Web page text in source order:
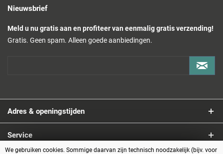
Nieuwsbrief
Meld u nu gratis aan en profiteer van eenmalig gratis verzending!
Gratis. Geen spam. Alleen goede aanbiedingen.
Adres & openingstijden
Service
We gebruiken cookies. Sommige daarvan zijn technisch noodzakelijk (bijv. voor